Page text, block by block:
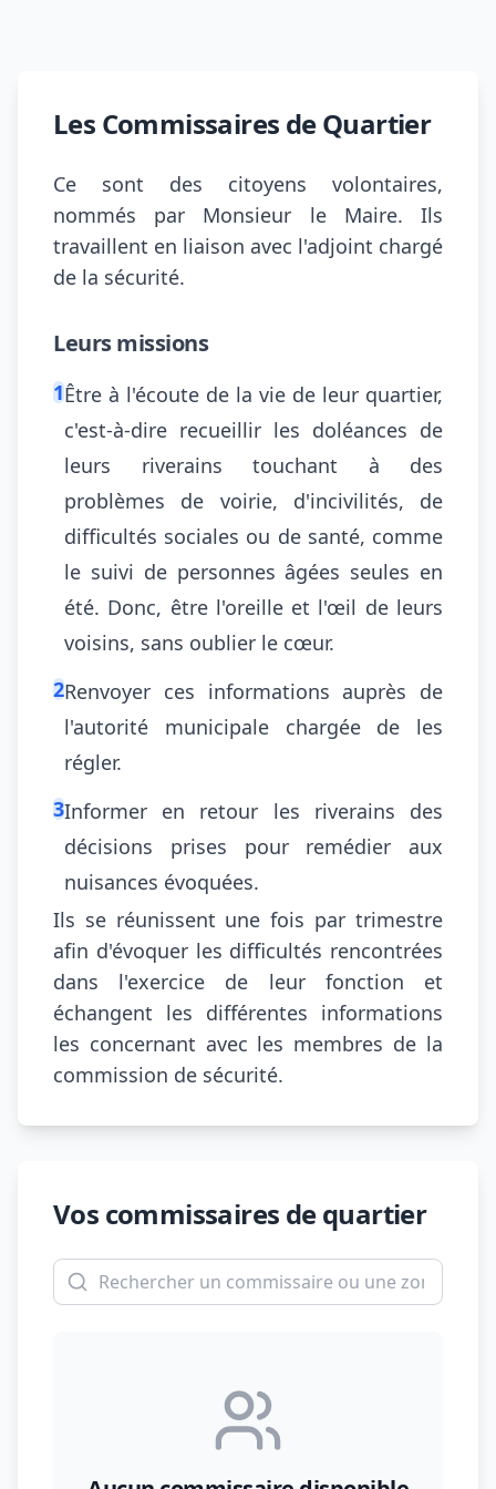
Les Commissaires de Quartier
Ce sont des citoyens volontaires,
nommés par Monsieur le Maire. Ils
travaillent en liaison avec l'adjoint chargé
de la sécurité.
Leurs missions
1Être à l'écoute de la vie de leur quartier,
c'est-à-dire recueillir les doléances de
leurs riverains touchant à des
problèmes de voirie, d'incivilités, de
difficultés sociales ou de santé, comme
le suivi de personnes âgées seules en
été. Donc, être l'oreille et l'œil de leurs
voisins, sans oublier le cœur.
2Renvoyer ces informations auprès de
l'autorité municipale chargée de les
régler.
3Informer en retour les riverains des
décisions prises pour remédier aux
nuisances évoquées.
Ils se réunissent une fois par trimestre
afin d'évoquer les difficultés rencontrées
dans l'exercice de leur fonction et
échangent les différentes informations
les concernant avec les membres de la
commission de sécurité.
Vos commissaires de quartier